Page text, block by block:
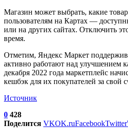
Магазин может выбрать, какие
пользователям на Картах —
или на других сайтах. Отключить
время.
Отметим, Яндекс Маркет
активно работают над улучшением
декабря 2022 года маркетплейс
кешбэк для их покупателей за свой
Источник
0 428
Поделится VKOK.ruFacebookTwitter